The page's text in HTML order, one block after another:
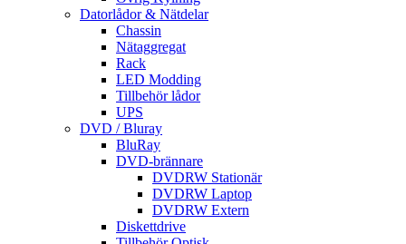
Datorlådor & Nätdelar
Chassin
Nätaggregat
Rack
LED Modding
Tillbehör lådor
UPS
DVD / Bluray
BluRay
DVD-brännare
DVDRW Stationär
DVDRW Laptop
DVDRW Extern
Diskettdrive